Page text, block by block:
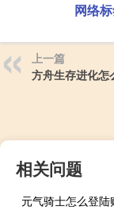
网络标
上一篇
方舟生存进化怎
相关问题
元气骑士怎么登陆